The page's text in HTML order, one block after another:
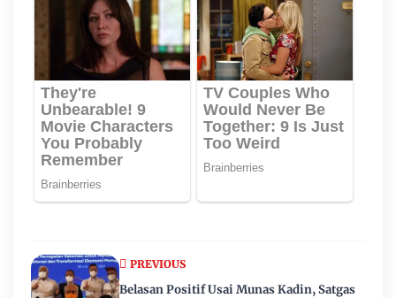
PREVIOUS
Belasan Positif Usai Munas Kadin, Satgas